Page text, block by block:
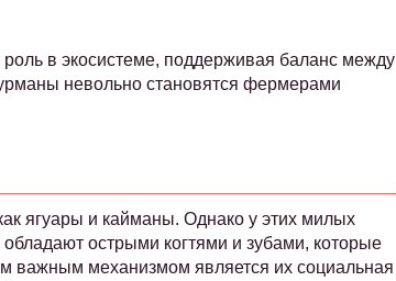
в экосистеме, поддерживая баланс между
невольно становятся фермерами
ягуары и кайманы. Однако у этих милых
острыми когтями и зубами, которые
важным механизмом является их социальная